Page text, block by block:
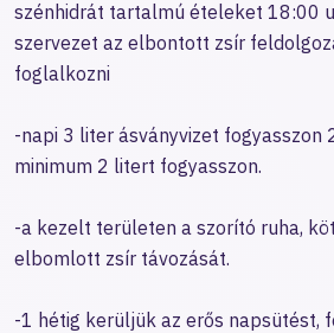
szénhidrát tartalmú ételeket 18:00
szervezet az elbontott zsír
foglalkozni
-napi 3 liter ásványvizet fogyasszon
minimum 2 litert fogyasszon.
-a kezelt területen a szorító ruha,
elbomlott zsír távozását.
-1 hétig kerüljük az erős napsütést,